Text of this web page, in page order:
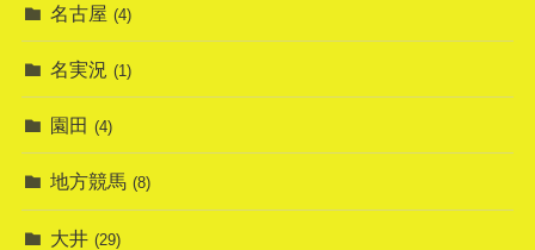
名古屋 (4)
名実況 (1)
園田 (4)
地方競馬 (8)
大井 (29)